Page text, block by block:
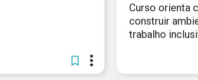
Curso orienta
construir
trabalho